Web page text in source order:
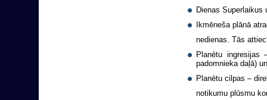
Dienas Superlaikus
Ikmēneša plānā
nedienas. Tās
Planētu ingresijas
padomnieka daļā)
Planētu cilpas –
notikumu plūsmu